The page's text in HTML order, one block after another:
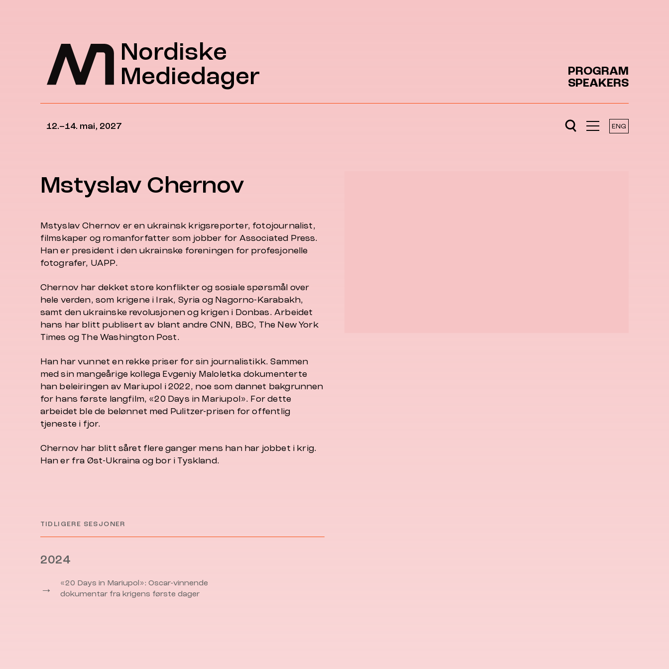
Nordiske
Mediedager
PROGRAM
SPEAKERS
12.–14. mai, 2027 ENG
Mstyslav Chernov
Mstyslav Chernov er en ukrainsk krigsreporter, fotojournalist,
filmskaper og romanforfatter som jobber for Associated Press.
Han er president i den ukrainske foreningen for profesjonelle
fotografer, UAPP.
Chernov har dekket store konflikter og sosiale spørsmål over
hele verden, som krigene i Irak, Syria og Nagorno-Karabakh,
samt den ukrainske revolusjonen og krigen i Donbas. Arbeidet
hans har blitt publisert av blant andre CNN, BBC, The New York
Times og The Washington Post.
Han har vunnet en rekke priser for sin journalistikk. Sammen
med sin mangeårige kollega Evgeniy Maloletka dokumenterte
han beleiringen av Mariupol i 2022, noe som dannet bakgrunnen
for hans første langfilm, «20 Days in Mariupol». For dette
arbeidet ble de belønnet med Pulitzer-prisen for offentlig
tjeneste i fjor.
Chernov har blitt såret flere ganger mens han har jobbet i krig.
Han er fra Øst-Ukraina og bor i Tyskland.
TIDLIGERE SESJONER
2024
→
«20 Days in Mariupol»: Oscar-vinnende
dokumentar fra krigens første dager